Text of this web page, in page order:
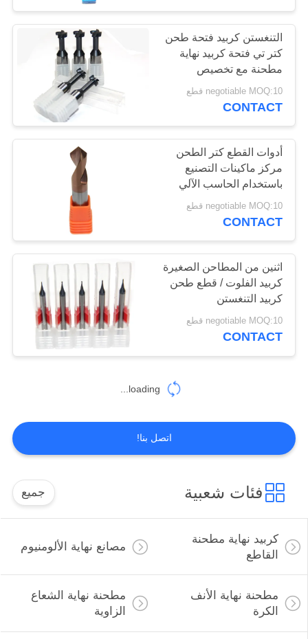
لقم الثقب كربيد
التنغستن
13
مطحنة نهاية HSS
10
مطحنة التخشين
14
المطاحن الدقيقة
18
التنغستن كربيد فتحة طحن
كتر تي فتحة كربيد نهاية
مطحنة مع تخصيص
negotiable MOQ:10 قطع
CONTACT
أدوات القطع كتر الطحن
مركز ماكينات التصنيع
باستخدام الحاسب الآلي
طحن مطحنة نهاية
negotiable MOQ:10 قطع
CONTACT
اثنين من المطاحن الصغيرة
كربيد الفلوت / قطع طحن
كربيد التنغستن
negotiable MOQ:10 قطع
CONTACT
loading...
اتصل بنا!
فئات شعبية جميع
كربيد نهاية مطحنة
القاطع
مصانع نهاية الألومنيوم
مطحنة نهاية الأنف
الكرة
مطحنة نهاية الشعاع
الزاوية